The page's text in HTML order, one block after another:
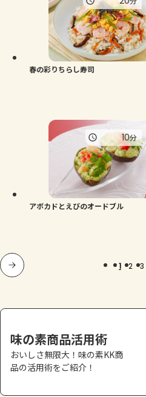
春の彩りちらし寿司
アボカドとえびのオードブル
10分
1 2 3
味の素商品活用術
おいしさ無限大！味の素KK商
品の活用術をご紹介！